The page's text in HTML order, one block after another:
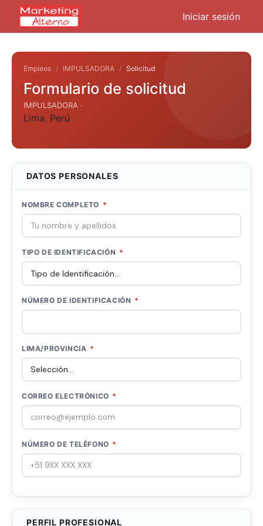
Iniciar sesión
Empleos IMPULSADORA Solicitud
Formulario de solicitud
IMPULSADORA ·
Lima, Perú
DATOS PERSONALES
NOMBRE COMPLETO *
TIPO DE IDENTIFICACIÓN *
NÚMERO DE IDENTIFICACIÓN *
LIMA/PROVINCIA *
CORREO ELECTRÓNICO *
NÚMERO DE TELÉFONO *
PERFIL PROFESIONAL